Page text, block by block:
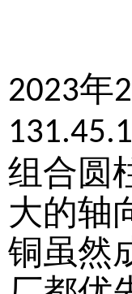
2023年2
组合圆
大的轴
铜虽然